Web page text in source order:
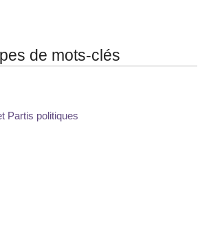
de mots-clés
Partis politiques